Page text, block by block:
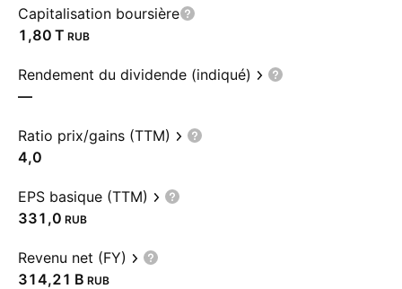
Capitalisation boursière
‪1,80 T‬ RUB
Rendement du dividende (indiqué)
—
Ratio prix/gains (TTM)
4,0
EPS basique (TTM)
331,0 RUB
Revenu net (FY)
‪314,21 B‬ RUB